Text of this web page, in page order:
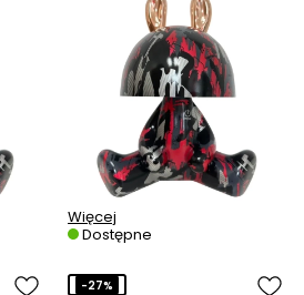
Więcej
Dostępne
-27%